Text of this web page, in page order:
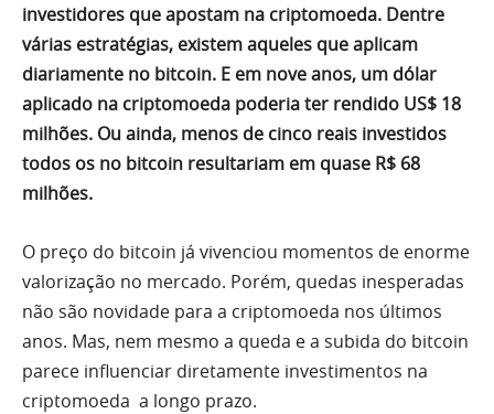
investidores que apostam na criptomoeda. Dentre
várias estratégias, existem aqueles que aplicam
diariamente no bitcoin. E em nove anos, um dólar
aplicado na criptomoeda poderia ter rendido US$ 18
milhões. Ou ainda, menos de cinco reais investidos
todos os no bitcoin resultariam em quase R$ 68
milhões.
O preço do bitcoin já vivenciou momentos de enorme
valorização no mercado. Porém, quedas inesperadas
não são novidade para a criptomoeda nos últimos
anos. Mas, nem mesmo a queda e a subida do bitcoin
parece influenciar diretamente investimentos na
criptomoeda a longo prazo.